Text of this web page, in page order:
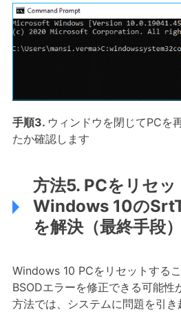
手順3. ウィンドウを閉じてPCを
たか確認します
方法5. PCをリセッ
Windows 10の
を解決（最終手段）
Windows 10 PCをリセットする
BSODエラーを修正できる可能性
方法では、システムに問題を引